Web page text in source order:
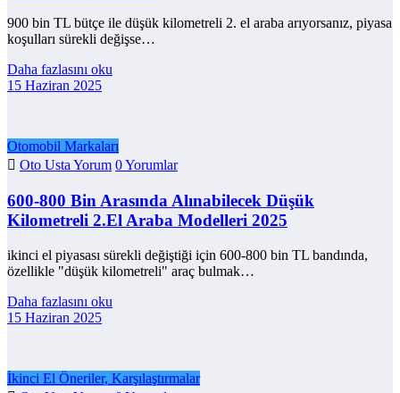
900 bin TL bütçe ile düşük kilometreli 2. el araba arıyorsanız, piyasa
koşulları sürekli değişse…
Daha fazlasını oku
15 Haziran 2025
Otomobil Markaları
Oto Usta Yorum 0 Yorumlar
600-800 Bin Arasında Alınabilecek Düşük
Kilometreli 2.El Araba Modelleri 2025
ikinci el piyasası sürekli değiştiği için 600-800 bin TL bandında,
özellikle "düşük kilometreli" araç bulmak…
Daha fazlasını oku
15 Haziran 2025
İkinci El Öneriler, Karşılaştırmalar